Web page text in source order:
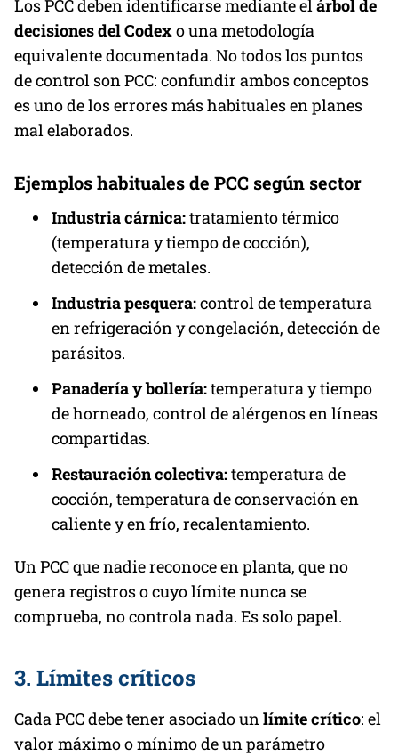
Los PCC deben identificarse mediante el árbol de
decisiones del Codexo una metodología
equivalente documentada. No todos los puntos
de control son PCC: confundir ambos conceptos
es uno de los errores más habituales en planes
mal elaborados.
Ejemplos habituales de PCC según sector
Industria cárnica:tratamiento térmico
(temperatura y tiempo de cocción),
detección de metales.
Industria pesquera:control de temperatura
en refrigeración y congelación, detección de
parásitos.
Panadería y bollería:temperatura y tiempo
de horneado, control de alérgenos en líneas
compartidas.
Restauración colectiva:temperatura de
cocción, temperatura de conservación en
caliente y en frío, recalentamiento.
Un PCC que nadie reconoce en planta, que no
genera registros o cuyo límite nunca se
comprueba, no controla nada. Es solo papel.
3. Límites críticos
Cada PCC debe tener asociado un límite crítico: el
valor máximo o mínimo de un parámetro